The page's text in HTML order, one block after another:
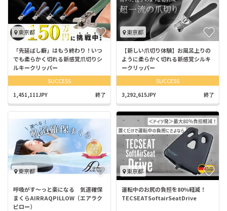
東京都
「先延ばし癖」はもう終わり！いつ
でも柔らかく切れる新感覚爪切りシ
ルキークリッパー
SUCCESS
1,451,111JPY 終了
東京都
【新しい爪切り体験】お風呂上りの
ように柔らかく切れる新感覚シルキ
ークリッパー
SUCCESS
3,292,615JPY 終了
東京都
呼吸がす～っと楽になる 気道確保
まくらAIRRAQPILLOW（エアラク
ピロー）
東京都
運転中のお尻の負担を80％軽減！
TECSEATSoftairSeatDrive